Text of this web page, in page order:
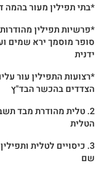
*בתי תפילין מעור
*פרשיות תפילין
סופר מוסמך ירא שמים
ידנית
*רצועות התפילין עור
הצדדים בהכשר הבד"ץ
2. טלית מהודרת מבד
הטלית
3. כיסויים לטלית
שם